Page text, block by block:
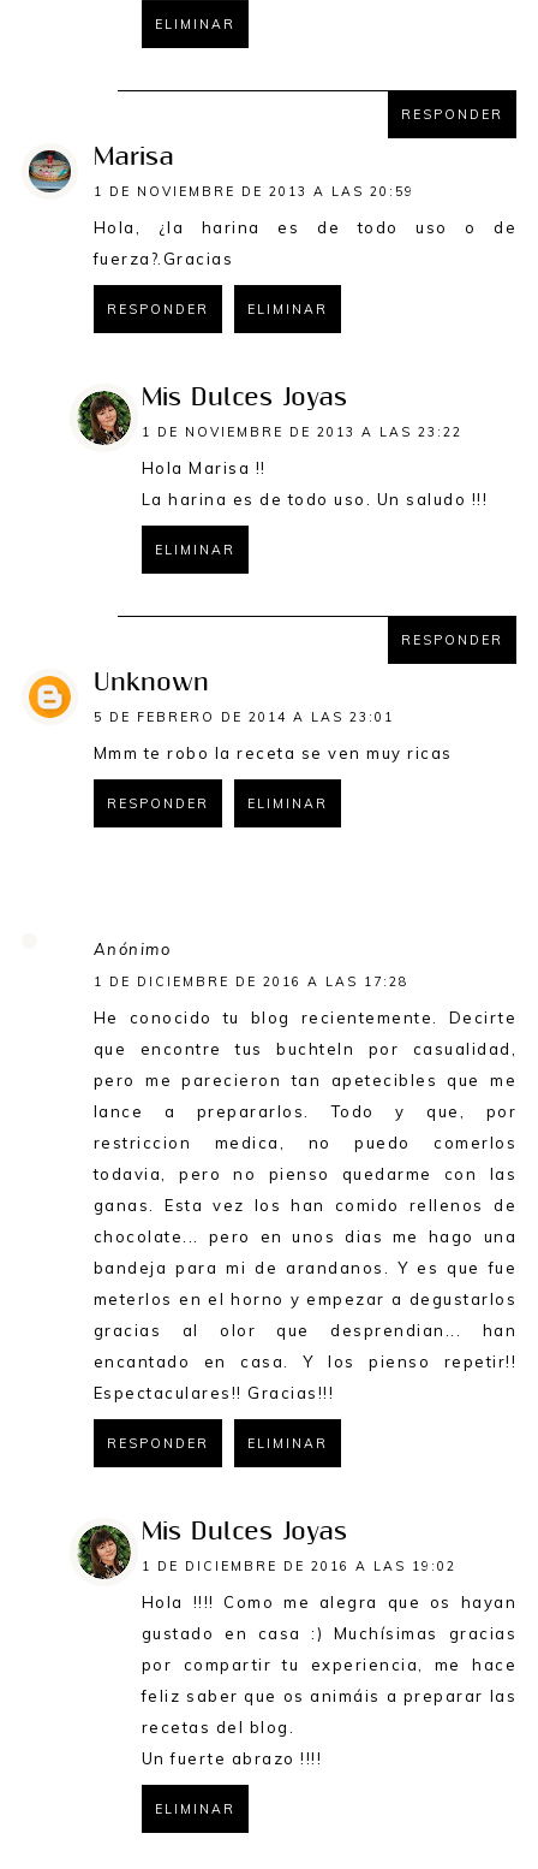
ELIMINAR
RESPONDER
Marisa
1 DE NOVIEMBRE DE 2013 A LAS 20:59
Hola, ¿la harina es de todo uso o de
fuerza?.Gracias
RESPONDER ELIMINAR
Mis Dulces Joyas
1 DE NOVIEMBRE DE 2013 A LAS 23:22
Hola Marisa !!
La harina es de todo uso. Un saludo !!!
ELIMINAR
RESPONDER
Unknown
5 DE FEBRERO DE 2014 A LAS 23:01
Mmm te robo la receta se ven muy ricas
RESPONDER ELIMINAR
Anónimo
1 DE DICIEMBRE DE 2016 A LAS 17:28
He conocido tu blog recientemente. Decirte
que encontre tus buchteln por casualidad,
pero me parecieron tan apetecibles que me
lance a prepararlos. Todo y que, por
restriccion medica, no puedo comerlos
todavia, pero no pienso quedarme con las
ganas. Esta vez los han comido rellenos de
chocolate... pero en unos dias me hago una
bandeja para mi de arandanos. Y es que fue
meterlos en el horno y empezar a degustarlos
gracias al olor que desprendian... han
encantado en casa. Y los pienso repetir!!
Espectaculares!! Gracias!!!
RESPONDER ELIMINAR
Mis Dulces Joyas
1 DE DICIEMBRE DE 2016 A LAS 19:02
Hola !!!! Como me alegra que os hayan
gustado en casa :) Muchísimas gracias
por compartir tu experiencia, me hace
feliz saber que os animáis a preparar las
recetas del blog.
Un fuerte abrazo !!!!
ELIMINAR